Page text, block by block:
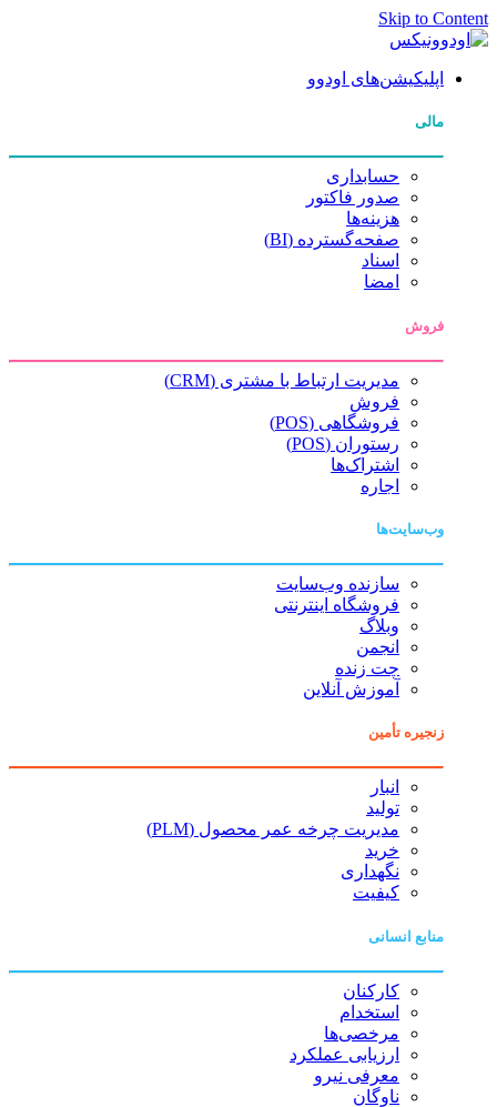
Skip to Content
اپلیکیشن‌های اودوو
مالی
حسابداری
صدور فاکتور
هزینه‌ها
صفحه‌گسترده (BI)
اسناد
امضا
فروش
مدیریت ارتباط با مشتری (CRM)
فروش
فروشگاهی (POS)
رستوران (POS)
اشتراک‌ها
اجاره
وب‌سایت‌ها
سازنده وب‌سایت
فروشگاه اینترنتی
وبلاگ
انجمن
چت زنده
آموزش آنلاین
زنجیره تأمین
انبار
تولید
مدیریت چرخه عمر محصول (PLM)
خرید
نگهداری
کیفیت
منابع انسانی
کارکنان
استخدام
مرخصی‌ها
ارزیابی عملکرد
معرفی نیرو
ناوگان